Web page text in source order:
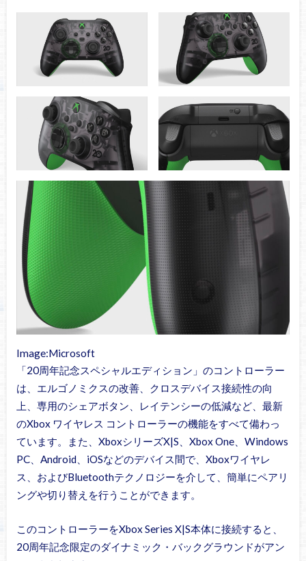
Image:Microsoft
「20周年記念スペシャルエディション」のコントローラー
は、エルゴノミクスの改善、クロスデバイス接続性の向
上、専用のシェアボタン、レイテンシーの低減など、最新
のXbox ワイヤレス コントローラーの機能をすべて備わっ
ています。また、XboxシリーズX|S、Xbox One、Windows
PC、Android、iOSなどのデバイス間で、Xboxワイヤレ
ス、およびBluetoothテクノロジーを介して、簡単にペアリ
ングや切り替えを行うことができます。
このコントローラーをXbox Series X|S本体に接続すると、
20周年記念限定のダイナミック・バックグラウンドがアン